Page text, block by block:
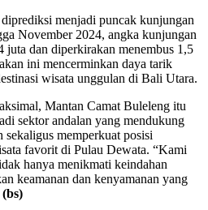
menjadi puncak kunjungan
November 2024, angka kunjungan
juta dan diperkirakan menembus 1,5
ini mencerminkan daya tarik
wisata unggulan di Bali Utara.
Mantan Camat Buleleng itu
sektor andalan yang mendukung
sekaligus memperkuat posisi
favorit di Pulau Dewata. “Kami
hanya menikmati keindahan
keamanan dan kenyamanan yang
(bs)